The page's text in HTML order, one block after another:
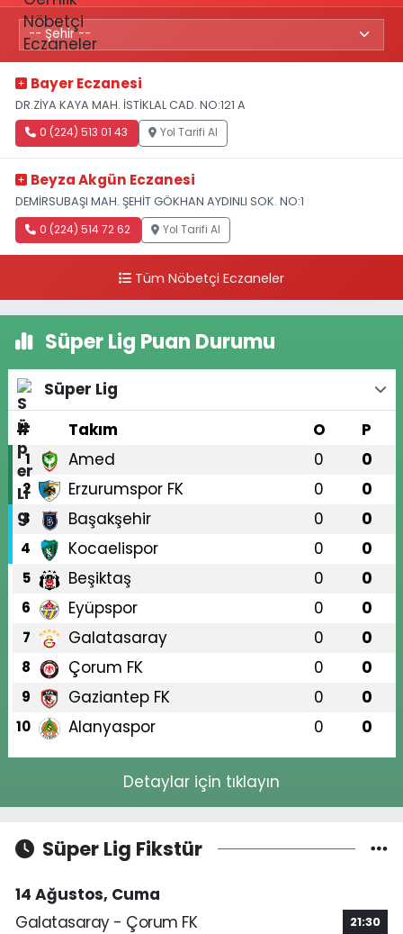
Bayer Eczanesi
DR.ZİYA KAYA MAH. İSTİKLAL CAD. NO:121 A
0 (224) 513 01 43 Yol Tarifi Al
Beyza Akgün Eczanesi
DEMİRSUBAŞI MAH. ŞEHİT GÖKHAN AYDINLI SOK. NO:1
0 (224) 514 72 62 Yol Tarifi Al
Tüm Nöbetçi Eczaneler
Süper Lig Puan Durumu
Süper Lig
#
Takım O P
1 Amed 0 0
2 Erzurumspor FK 0 0
3 Başakşehir 0 0
4 Kocaelispor 0 0
5 Beşiktaş 0 0
6 Eyüpspor 0 0
7 Galatasaray 0 0
8 Çorum FK 0 0
9 Gaziantep FK 0 0
10 Alanyaspor 0 0
Detaylar için tıklayın
Süper Lig Fikstür
14 Ağustos, Cuma
Galatasaray - Çorum FK
21:30